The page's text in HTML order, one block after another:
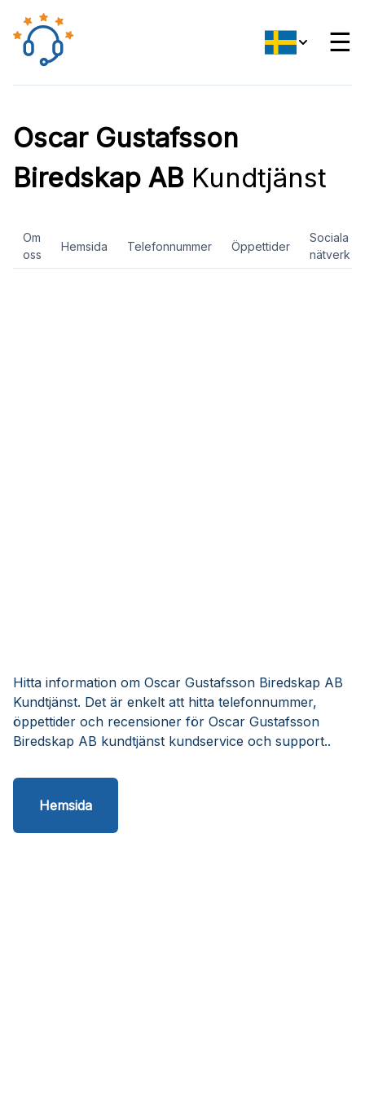
☰
Oscar Gustafsson
Biredskap AB Kundtjänst
Om
oss
Hemsida Telefonnummer Öppettider
Sociala
nätverk
Hitta information om Oscar Gustafsson Biredskap AB
Kundtjänst. Det är enkelt att hitta telefonnummer,
öppettider och recensioner för Oscar Gustafsson
Biredskap AB kundtjänst kundservice och support..
Hemsida